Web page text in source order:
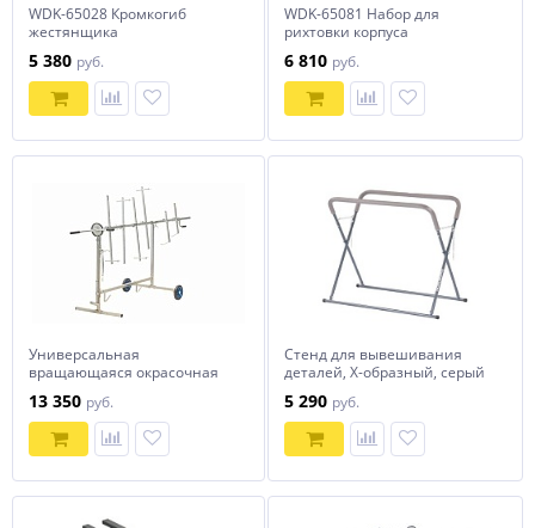
WDK-65028 Кромкогиб
жестянщика
5 380 руб.
WDK-65081 Набор для
рихтовки корпуса
6 810 руб.
Универсальная
вращающаяся окрасочная
13 350 руб.
Стенд для вывешивания
деталей, Х-образный, серый
5 290 руб.